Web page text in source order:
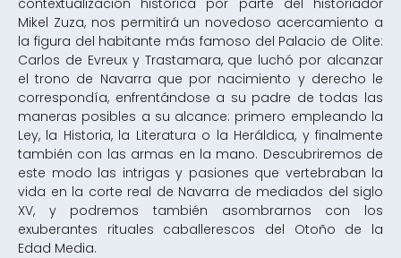
contextualización histórica por parte del historiador
Mikel Zuza, nos permitirá un novedoso acercamiento a
la figura del habitante más famoso del Palacio de Olite:
Carlos de Evreux y Trastamara, que luchó por alcanzar
el trono de Navarra que por nacimiento y derecho le
correspondía, enfrentándose a su padre de todas las
maneras posibles a su alcance: primero empleando la
Ley, la Historia, la Literatura o la Heráldica, y finalmente
también con las armas en la mano. Descubriremos de
este modo las intrigas y pasiones que vertebraban la
vida en la corte real de Navarra de mediados del siglo
XV, y podremos también asombrarnos con los
exuberantes rituales caballerescos del Otoño de la
Edad Media.